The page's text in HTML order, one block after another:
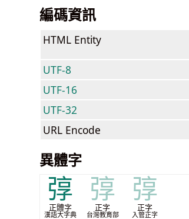
編碼資訊
HTML Entity
UTF-8
UTF-16
UTF-32
URL Encode
異體字
弴
正體字
漢語大字典
弴
正字
台灣教育部
弴
正字
入管正字